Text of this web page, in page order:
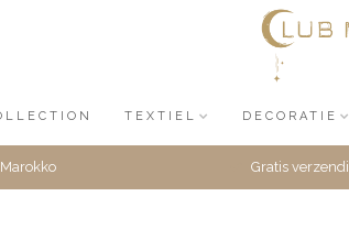
TEXTIEL DECORATIE
Gratis